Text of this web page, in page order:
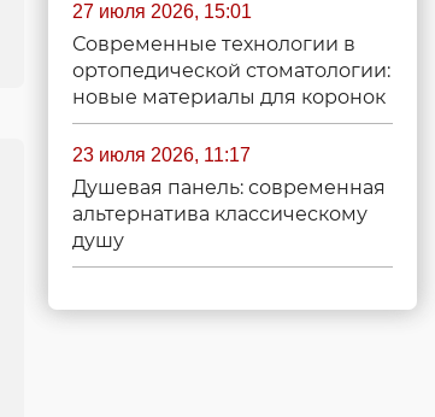
27 июля 2026, 15:01
Современные технологии в
ортопедической стоматологии:
новые материалы для коронок
23 июля 2026, 11:17
Душевая панель: современная
альтернатива классическому
душу